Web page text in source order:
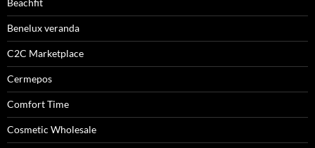
Beachfit
Benelux veranda
C2C Marketplace
Cermepos
Comfort Time
Cosmetic Wholesale